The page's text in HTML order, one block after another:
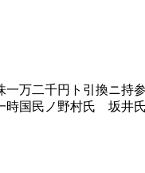
万二千円ト引換ニ
国民ノ野村氏 坂井